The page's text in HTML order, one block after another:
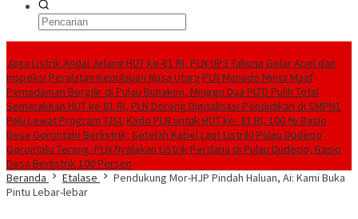
Jaga Listrik Andal Jelang HUT ke-81 RI, PLN UP3 Tahuna Gelar Apel dan
Inspeksi Peralatan Kepulauan Nusa Utara PLN Manado Minta Maaf
Pemadaman Bergilir di Pulau Bunaken, Minggu Dua PLTD Pulih Total
Semarakkan HUT ke 81 RI, PLN Dorong Digitalisasi Pendidikan di SMPN1
Palu Lewat Program TJSLKado PLN untuk HUT ke- 81 RI, 100 % Rasio
Desa Gorontalo Berlistrik, Setelah Kabel Laut Listriki Pulau Dudepo
Gorontalo Terang. PLN Nyalakan Listrik Perdana di Pulau Dudepo, Rasio
Desa Berlistrik 100 Persen
Beranda
Etalase
Pendukung Mor-HJP Pindah Haluan, Ai: Kami Buka
Pintu Lebar-lebar